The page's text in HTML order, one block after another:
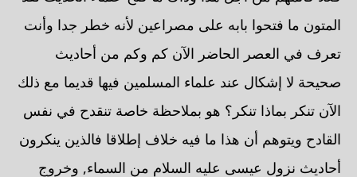
المتون ما فتحوا بابه على مصراعين لأنه خطر جدا وأنت
تعرف في العصر الحاضر الآن كم وكم من أحاديث
صحيحة لا إشكال عند علماء المسلمين فيها قديما مع ذلك
الآن تنكر بماذا تنكر؟ هو بملاحظة خاصة تنقدح في نفس
القادح ويتوهم أن هذا ما فيه خلاف إطلاقا فالذين ينكرون
أحاديث نزول عيسى عليه السلام من السماء, وخروج